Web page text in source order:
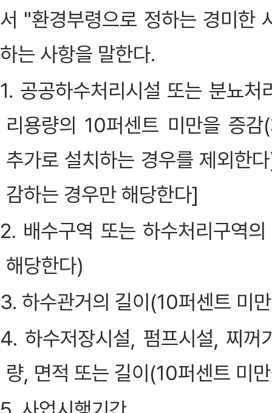
서 "환경부령으로 정하는 경미한
하는 사항을 말한다.
1. 공공하수처리시설 또는 분뇨
리용량의 10퍼센트 미만을 증감
추가로 설치하는 경우를 제외한
감하는 경우만 해당한다]
2. 배수구역 또는 하수처리구역
해당한다)
3. 하수관거의 길이(10퍼센트 미
4. 하수저장시설, 펌프시설, 찌
량, 면적 또는 길이(10퍼센트 미